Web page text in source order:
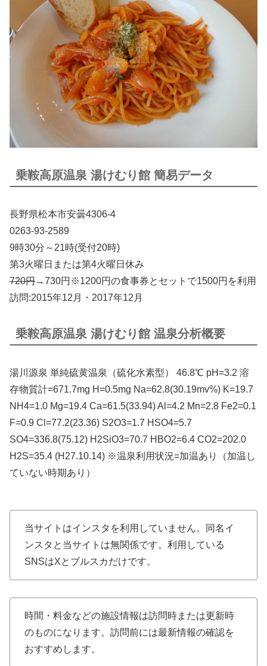
乗鞍高原温泉 湯けむり館 簡易データ
長野県松本市安曇4306‐4
0263-93-2589
9時30分～21時(受付20時)
第3火曜日または第4火曜日休み
720円→730円※1200円の食事券とセットで1500円を利用
訪問:2015年12月・2017年12月
乗鞍高原温泉 湯けむり館 温泉分析概要
湯川源泉 単純硫黄温泉（硫化水素型） 46.8℃ pH=3.2 溶
存物質計=671.7mg H=0.5mg Na=62.8(30.19mv%) K=19.7
NH4=1.0 Mg=19.4 Ca=61.5(33.94) Al=4.2 Mn=2.8 Fe2=0.1
F=0.9 Cl=77.2(23.36) S2O3=1.7 HSO4=5.7
SO4=336.8(75.12) H2SiO3=70.7 HBO2=6.4 CO2=202.0
H2S=35.4 (H27.10.14) ※温泉利用状況=加温あり（加温し
ていない時期あり）
当サイトはインスタを利用していません。同名イ
ンスタと当サイトは無関係です。利用している
SNSはXとブルスカだけです。
時間・料金などの施設情報は訪問時または更新時
のものになります。訪問前には最新情報の確認を
おすすめします。